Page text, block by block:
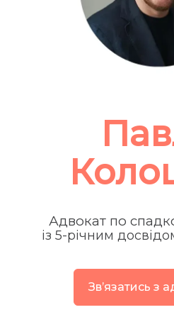
Адвокат по
із 5-річним
Звʼязатись з